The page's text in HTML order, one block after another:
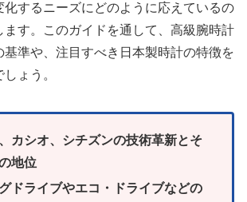
化するニーズにどのように応えているの
ます。このガイドを通して、高級腕時計
基準や、注目すべき日本製時計の特徴を
ょう。
カシオ、シチズンの技術革新とそ
地位
ドライブやエコ・ドライブなどの